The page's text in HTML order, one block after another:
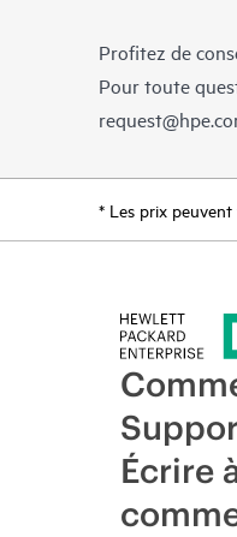
Profitez de
Pour toute
* Les prix peuvent
Écrire